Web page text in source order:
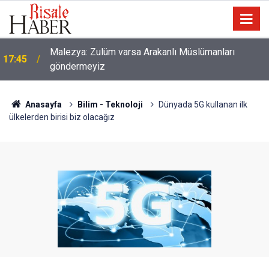
17:45
Malezya: Zulüm varsa Arakanlı Müslümanları
göndermeyiz
Anasayfa Bilim - Teknoloji
Dünyada 5G kullanan ilk
ülkelerden birisi biz olacağız